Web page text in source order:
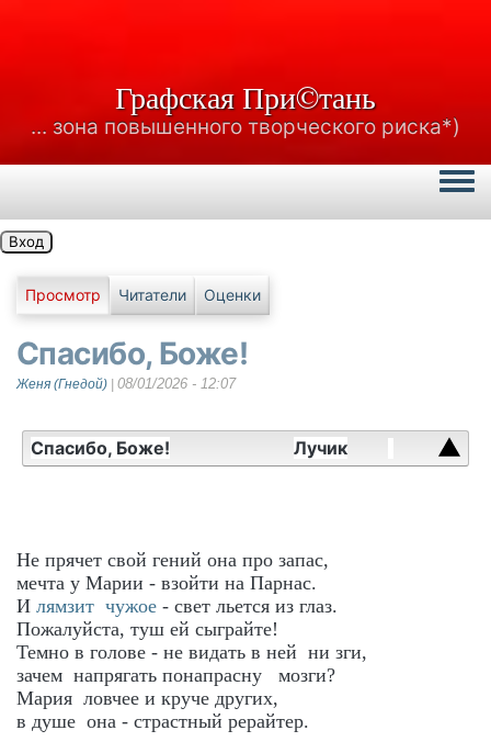
Графская При©тань
... зона повышенного творческого риска*)
Вход
Главные вкладки
Просмотр Читатели Оценки
Спасибо, Боже!
Женя (Гнедой) 08/01/2026 - 12:07
Спасибо, Боже! Лучик
Не прячет свой гений она про запас,
мечта у Марии - взойти на Парнас.
И лямзит чужое - свет льется из глаз.
Пожалуйста, туш ей сыграйте!
Темно в голове - не видать в ней ни зги,
зачем напрягать понапрасну мозги?
Мария ловчее и круче других,
в душе она - страстный рерайтер.